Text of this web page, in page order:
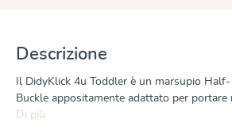
Descrizione
Il DidyKlick 4u Toddler è un marsupio Half-
Buckle appositamente adattato per
Di più